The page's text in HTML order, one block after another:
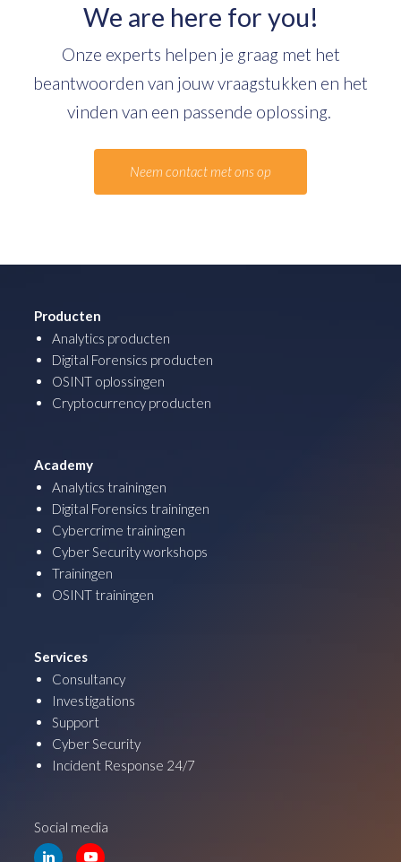
We are here for you!
Onze experts helpen je graag met het
beantwoorden van jouw vraagstukken en het
vinden van een passende oplossing.
Neem contact met ons op
Producten
Analytics producten
Digital Forensics producten
OSINT oplossingen
Cryptocurrency producten
Academy
Analytics trainingen
Digital Forensics trainingen
Cybercrime trainingen
Cyber Security workshops
Trainingen
OSINT trainingen
Services
Consultancy
Investigations
Support
Cyber Security
Incident Response 24/7
Social media